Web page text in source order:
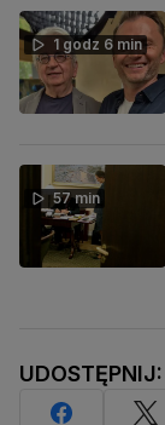
1 godz 6 min
57 min
UDOSTĘPNIJ: